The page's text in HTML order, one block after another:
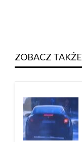
ZOBACZ TAKŻE